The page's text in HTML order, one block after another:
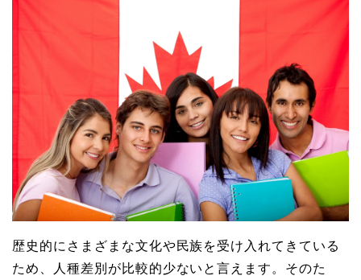
歴史的にさまざまな文化や民族を受け入れてきている
ため、人種差別が比較的少ないと言えます。そのた